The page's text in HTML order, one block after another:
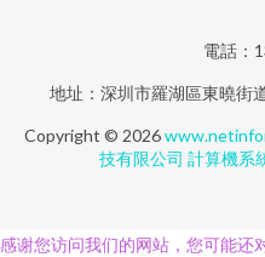
電話：
地址：深圳市羅湖區東曉街
Copyright © 2026
技有限公司 計算機系
感谢您访问我们的网站，您可能还